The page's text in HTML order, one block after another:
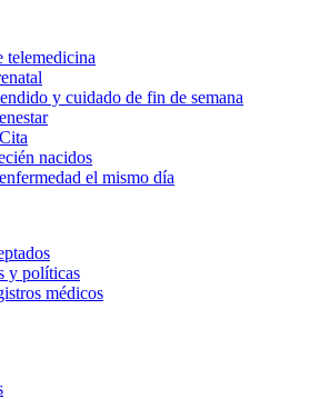
telemedicina
y cuidado de fin de semana
nacidos
el mismo día
y políticas
médicos